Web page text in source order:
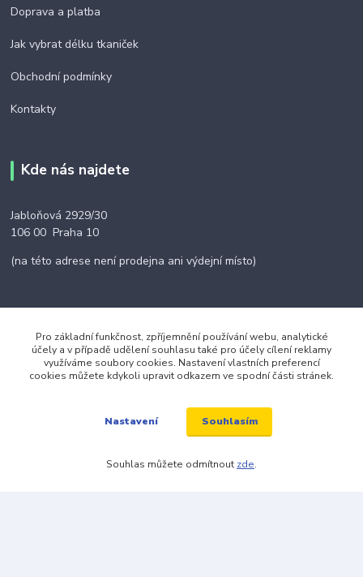
Doprava a platba
Jak vybrat délku tkaniček
Obchodní podmínky
Kontakty
Kde nás najdete
Jabloňová 2929/30
106 00 Praha 10
(na této adrese není prodejna ani výdejní místo)
Kontakty
Pro základní funkčnost, zpříjemnění používání webu, analytické
účely a v případě udělení souhlasu také pro účely cílení reklamy
využíváme soubory cookies. Nastavení vlastních preferencí
cookies můžete kdykoli upravit odkazem ve spodní části stránek.
Nastavení Souhlasím
Souhlas můžete odmítnout zde.